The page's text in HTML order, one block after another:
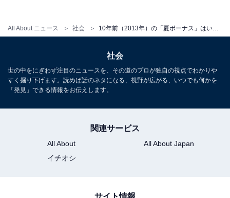
All About ニュース 社会 10年前（2013年）の「夏ボーナス」はいくらだった？ 民間企業全体や上場企業別、業種別の傾向を振り返る
社会
世の中をにぎわず注目のニュースを、その道のプロが独自の視点でわかりや
すく掘り下げます。読めば話のネタになる、視野が広がる、いつでも何かを
「発見」できる情報をお伝えします。
関連サービス
All About
All About Japan
イチオシ